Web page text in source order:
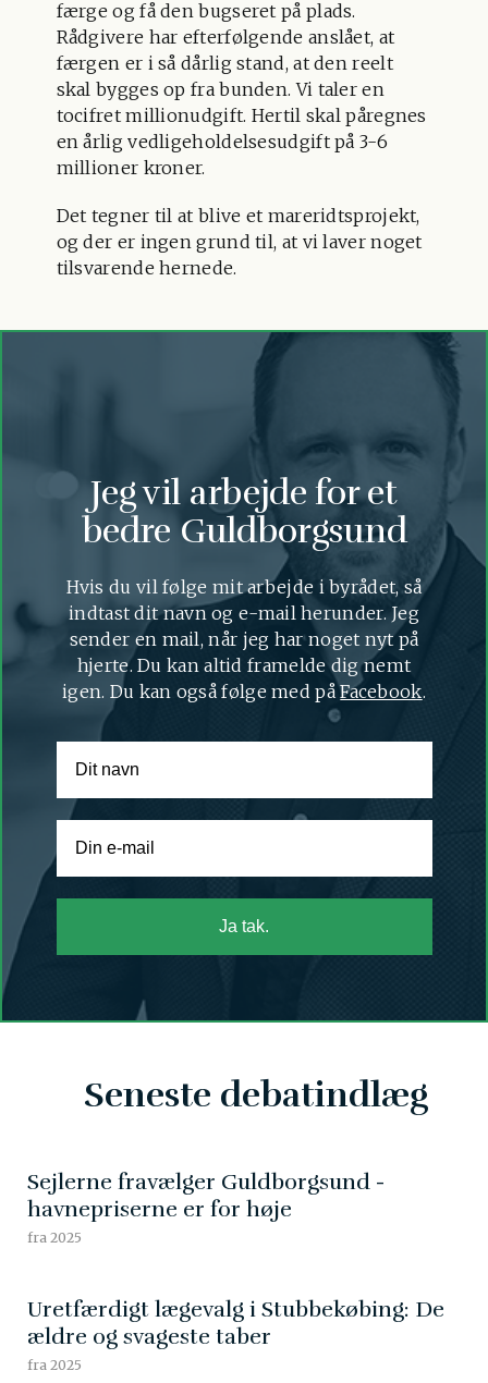
færge og få den bugseret på plads.
Rådgivere har efterfølgende anslået, at
færgen er i så dårlig stand, at den reelt
skal bygges op fra bunden. Vi taler en
tocifret millionudgift. Hertil skal påregnes
en årlig vedligeholdelsesudgift på 3-6
millioner kroner.
Det tegner til at blive et mareridtsprojekt,
og der er ingen grund til, at vi laver noget
tilsvarende hernede.
Jeg vil arbejde for et
bedre Guldborgsund
Hvis du vil følge mit arbejde i byrådet, så
indtast dit navn og e-mail herunder. Jeg
sender en mail, når jeg har noget nyt på
hjerte. Du kan altid framelde dig nemt
igen. Du kan også følge med påFacebook.
Ja tak.
Seneste debatindlæg
Sejlerne fravælger Guldborgsund -
havnepriserne er for høje
fra 2025
Uretfærdigt lægevalg i Stubbekøbing: De
ældre og svageste taber
fra 2025